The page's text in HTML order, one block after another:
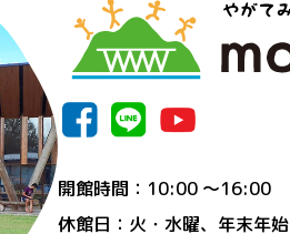
開館時間：10:00 〜16:00
休館日：火・水曜、年末年始